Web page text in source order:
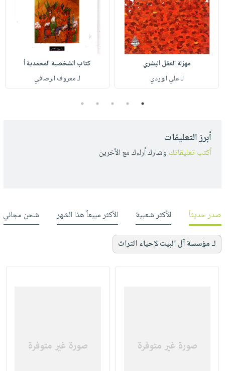
مهزلة العقل البشري
لـ علي الوردي
كتاب الشخصية المحمدية أ
لـ معروف الرصافي
1
2
3
4
5
أبرز التعليقات
أكتب تعليقاتك وشارك أراءك مع الأخرين
صدر حديثاً الأكثر شعبية الأكثر مبيعاً هذا الشهر شحن مجاني
لـ مؤسسة آل البيت لإحياء التراث